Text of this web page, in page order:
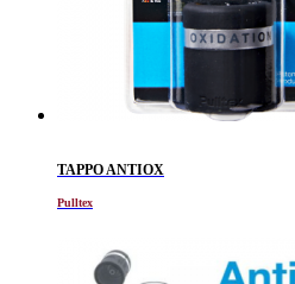
TAPPO ANTIOX
Pulltex